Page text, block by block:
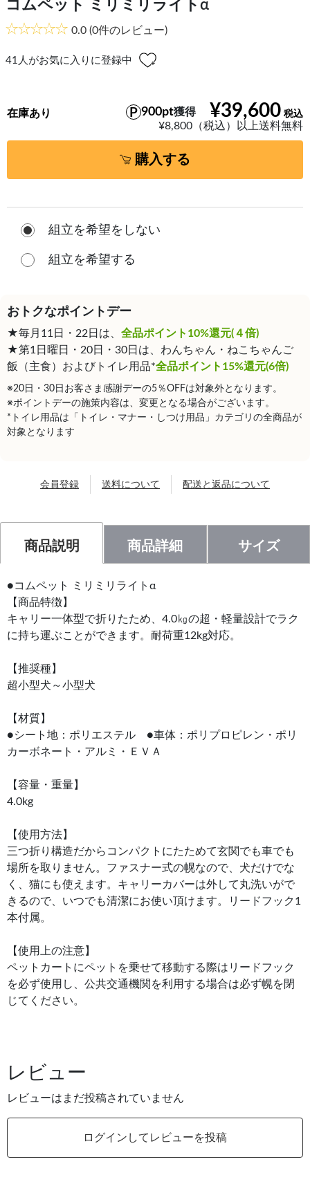
コムペット ミリミリライトα
0.0 (0件のレビュー)
41 人がお気に入りに登録中
¥39,600
900pt獲得
¥8,800（税込）以上送料無料
在庫あり
購入する
組立を希望をしない
組立を希望する
おトクなポイントデー
★毎月11日・22日は、 全品ポイント10%還元(４倍)
★第1日曜日・20日・30日は、わんちゃん・ねこちゃんご
飯（主食）およびトイレ用品*全品ポイント15%還元(6倍)
※20日・30日お客さま感謝デーの5％OFFは対象外となります。
※ポイントデーの施策内容は、変更となる場合がございます。
*トイレ用品は「トイレ・マナー・しつけ用品」カテゴリの全商品が
対象となります
会員登録 送料について 配送と返品について
商品説明 商品詳細 サイズ
●コムペット ミリミリライトα
【商品特徴】
キャリー一体型で折りたため、4.0㎏の超・軽量設計でラク
に持ち運ぶことができます。耐荷重12kg対応。
【推奨種】
超小型犬～小型犬
【材質】
●シート地：ポリエステル ●車体：ポリプロピレン・ポリ
カーボネート・アルミ・ＥＶＡ
【容量・重量】
4.0kg
【使用方法】
三つ折り構造だからコンパクトにたためて玄関でも車でも
場所を取りません。ファスナー式の幌なので、犬だけでな
く、猫にも使えます。キャリーカバーは外して丸洗いがで
きるので、いつでも清潔にお使い頂けます。リードフック1
本付属。
【使用上の注意】
ペットカートにペットを乗せて移動する際はリードフック
を必ず使用し、公共交通機関を利用する場合は必ず幌を閉
じてください。
レビュー
レビューはまだ投稿されていません
ログインしてレビューを投稿